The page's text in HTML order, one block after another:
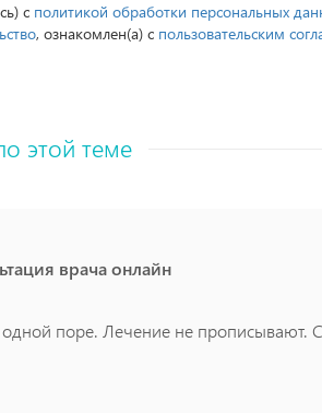
с политикой обработки персональных
, ознакомлен(а) с пользовательским
этой теме
врача онлайн
поре. Лечение не прописывают.